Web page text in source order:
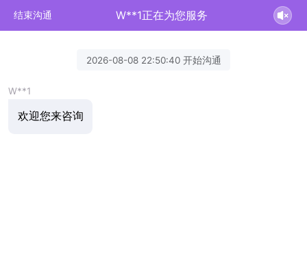
结束沟通 W**1正在为您服务
2026-08-08 22:50:40 开始沟通
W**1
欢迎您来咨询